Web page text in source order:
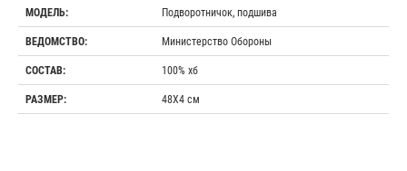
МОДЕЛЬ: Подворотничок, подшива
ВЕДОМСТВО: Министерство Обороны
СОСТАВ: 100% хб
РАЗМЕР: 48Х4 см